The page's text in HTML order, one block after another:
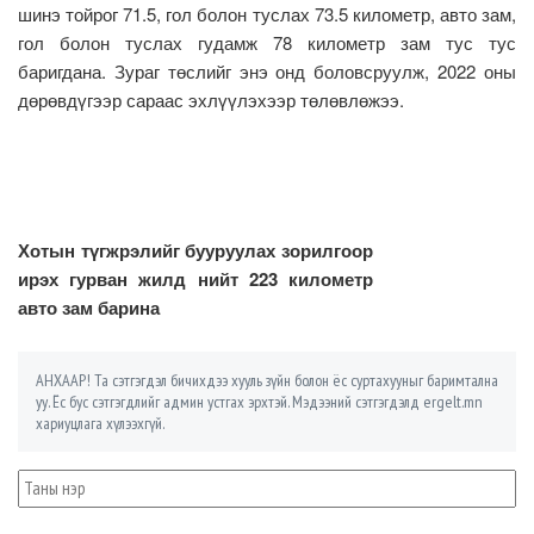
шинэ тойрог 71.5, гол болон туслах 73.5 километр, авто зам,
гол болон туслах гудамж 78 километр зам тус тус
баригдана. Зураг төслийг энэ онд боловсруулж, 2022 оны
дөрөвдүгээр сараас эхлүүлэхээр төлөвлөжээ.
Хотын түгжрэлийг бууруулах зорилгоор
ирэх гурван жилд нийт 223 километр
авто зам барина
АНХААР! Та сэтгэгдэл бичихдээ хууль зүйн болон ёс суртахууныг баримтална
уу. Ёс бус сэтгэгдлийг админ устгах эрхтэй. Мэдээний сэтгэгдэлд ergelt.mn
хариуцлага хүлээхгүй.